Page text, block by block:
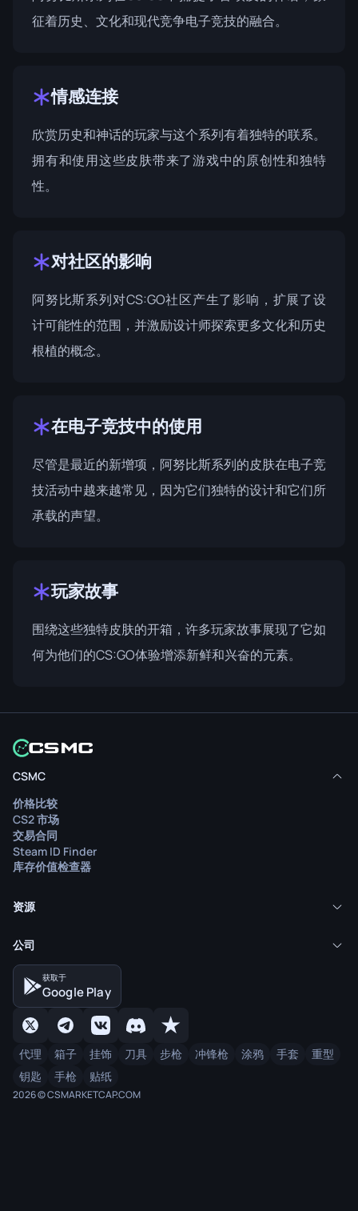
征着历史、文化和现代竞争电子竞技的融合。
情感连接
欣赏历史和神话的玩家与这个系列有着独特的联系。
拥有和使用这些皮肤带来了游戏中的原创性和独特
性。
对社区的影响
阿努比斯系列对CS:GO社区产生了影响，扩展了设
计可能性的范围，并激励设计师探索更多文化和历史
根植的概念。
在电子竞技中的使用
尽管是最近的新增项，阿努比斯系列的皮肤在电子竞
技活动中越来越常见，因为它们独特的设计和它们所
承载的声望。
玩家故事
围绕这些独特皮肤的开箱，许多玩家故事展现了它如
何为他们的CS:GO体验增添新鲜和兴奋的元素。
CSMC
价格比较
CS2 市场
交易合同
Steam ID Finder
库存价值检查器
资源
公司
获取于
Google Play
代理 箱子 挂饰 刀具 步枪 冲锋枪 涂鸦 手套
重型
钥匙
手枪 贴纸
2026 © CSMARKETCAP.COM